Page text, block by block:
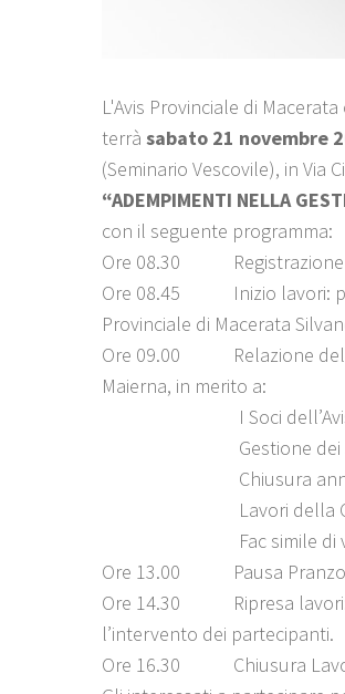
L'Avis Provinciale di
terrà sabato 21 novembre
(Seminario Vescovile), in Via
“ADEMPIMENTI NELLA
con il seguente programma:
Ore 08.30 Registrazione
Ore 08.45 Inizio lavori:
Provinciale di Macerata
Ore 09.00 Relazione del
Maierna, in merito a:
I Soci dell’Avis
Gestione dei Soci
Chiusura annuale e
Lavori della
Fac simile di
Ore 13.00 Pausa
Ore 14.30 Ripresa lavori:
l’intervento dei partecipanti.
Ore 16.30 Chiusura